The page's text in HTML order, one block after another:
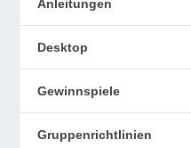
Anleitungen
Desktop
Gewinnspiele
Gruppenrichtlinien